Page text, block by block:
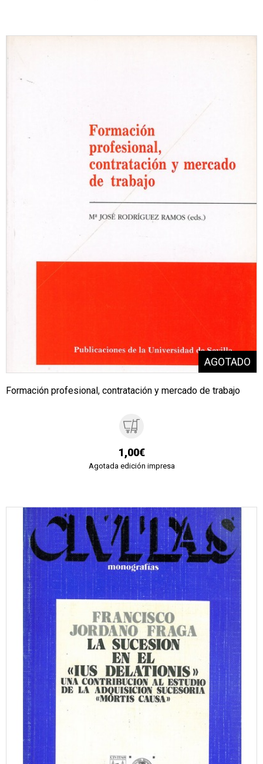
Formación profesional, contratación y mercado de trabajo
1,00€
Agotada edición impresa